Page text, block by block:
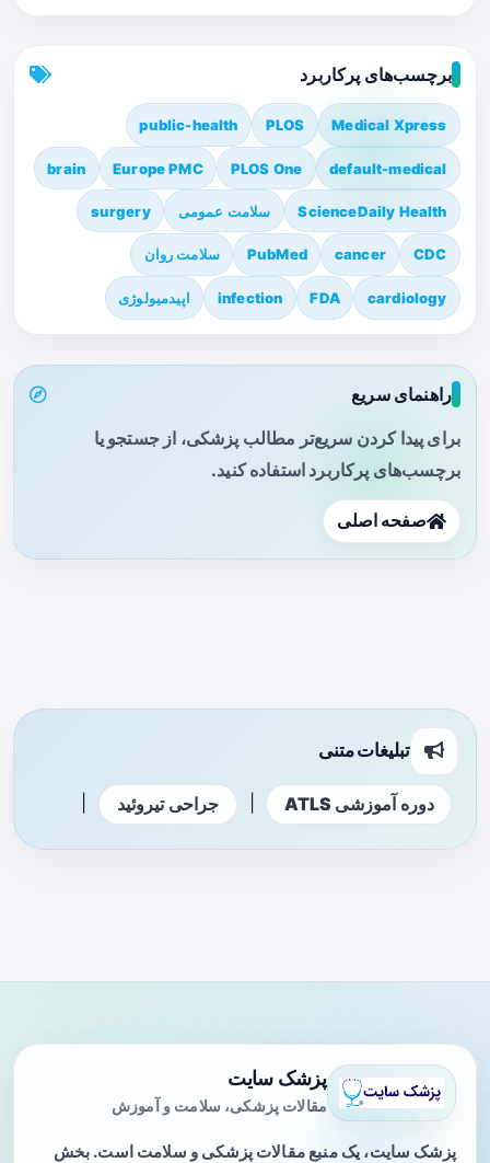
برچسب‌های پرکاربرد
Medical Xpress
PLOS
public-health
default-medical
PLOS One
Europe PMC
brain
ScienceDaily Health سلامت عمومی surgery
CDC
cancer
PubMed سلامت روان
cardiology
FDA
infection اپیدمیولوژی
راهنمای سریع
برای پیدا کردن سریع‌تر مطالب پزشکی، از جستجو یا
برچسب‌های پرکاربرد استفاده کنید.
صفحه اصلی
تبلیغات متنی
دوره آموزشی ATLS جراحی تیروئید
پزشک سایت
مقالات پزشکی، سلامت و آموزش
پزشک سایت، یک منبع مقالات پزشکی و سلامت است. بخش